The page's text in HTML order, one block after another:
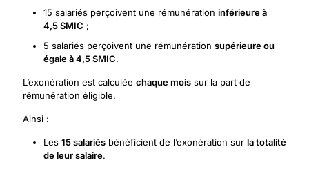
15 salariés perçoivent une rémunération inférieure à
4,5 SMIC ;
5 salariés perçoivent une rémunération supérieure ou
égale à 4,5 SMIC.
L’exonération est calculée chaque mois sur la part de
rémunération éligible.
Ainsi :
Les 15 salariés bénéficient de l’exonération sur la totalité
de leur salaire.